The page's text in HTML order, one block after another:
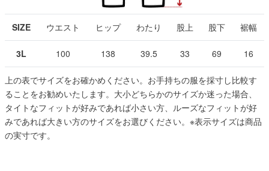
SIZE ウエスト ヒップ わたり 股上 股下 裾幅
3L 100 138 39.5 33 69 16
上の表でサイズをお確かめください。お手持ちの服を採寸し比較す
ることをお勧めいたします。大小どちらかのサイズか迷った場合、
タイトなフィットが好みであれば小さい方、ルーズなフィットが好
みであれば大きい方のサイズをお選びください。 ※表示サイズは商品
の実寸です。